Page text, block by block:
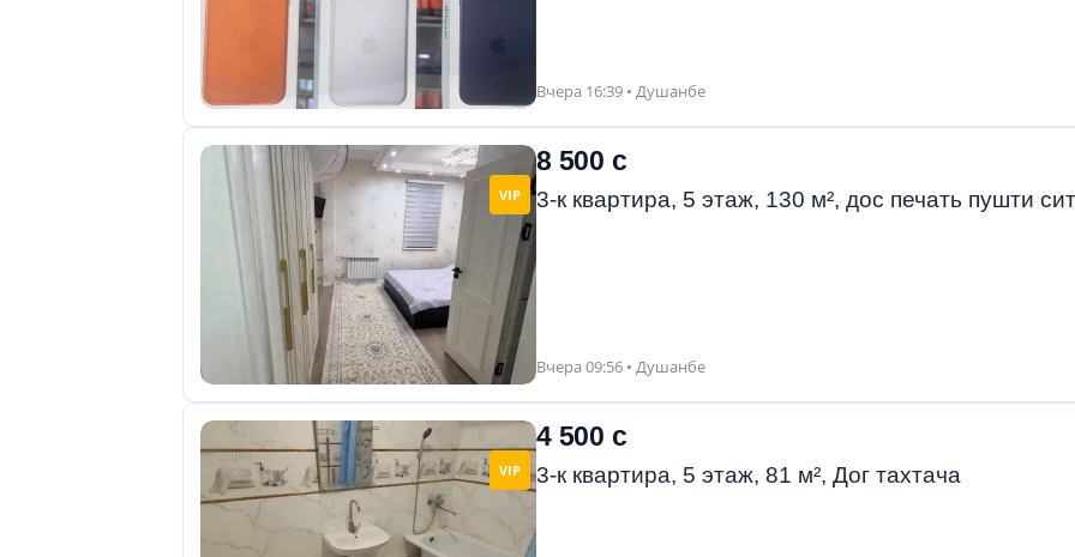
Вчера 16:39 • Душанбе
VIP
8 500 с
3-к квартира, 5 этаж, 130 м², дос печать пушти
Вчера 09:56 • Душанбе
VIP
4 500 с
3-к квартира, 5 этаж, 81 м², Дог тахтача